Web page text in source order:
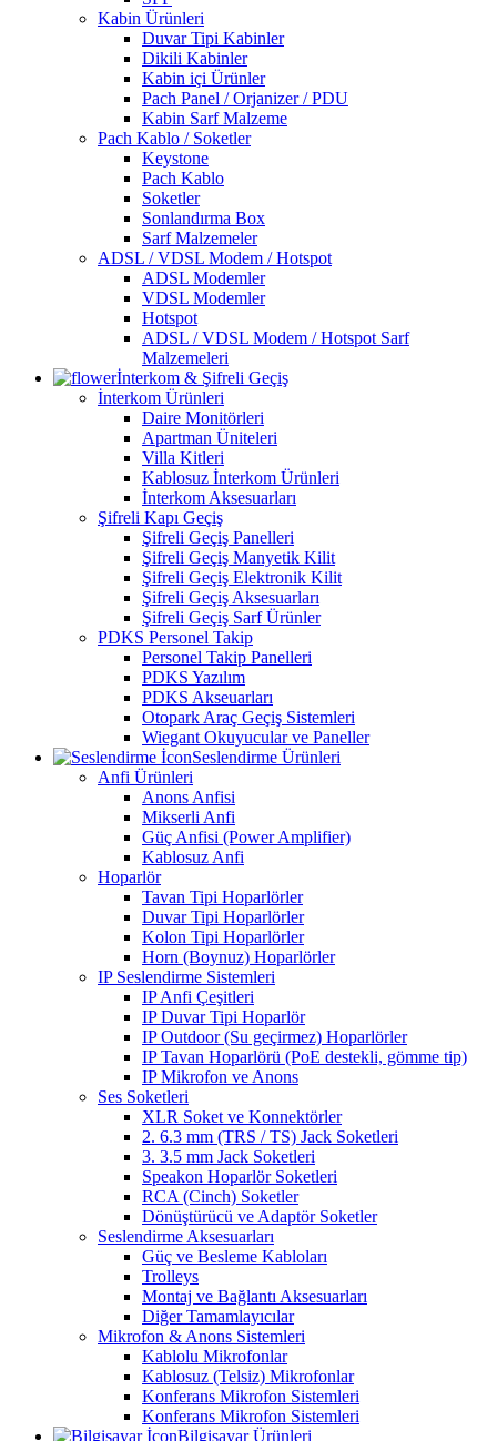
Kabin Ürünleri
Duvar Tipi Kabinler
Dikili Kabinler
Kabin içi Ürünler
Pach Panel / Orjanizer / PDU
Kabin Sarf Malzeme
Pach Kablo / Soketler
Keystone
Pach Kablo
Soketler
Sonlandırma Box
Sarf Malzemeler
ADSL / VDSL Modem / Hotspot
ADSL Modemler
VDSL Modemler
Hotspot
ADSL / VDSL Modem / Hotspot Sarf
Malzemeleri
İnterkom & Şifreli Geçiş
İnterkom Ürünleri
Daire Monitörleri
Apartman Üniteleri
Villa Kitleri
Kablosuz İnterkom Ürünleri
İnterkom Aksesuarları
Şifreli Kapı Geçiş
Şifreli Geçiş Panelleri
Şifreli Geçiş Manyetik Kilit
Şifreli Geçiş Elektronik Kilit
Şifreli Geçiş Aksesuarları
Şifreli Geçiş Sarf Ürünler
PDKS Personel Takip
Personel Takip Panelleri
PDKS Yazılım
PDKS Akseuarları
Otopark Araç Geçiş Sistemleri
Wiegant Okuyucular ve Paneller
Seslendirme Ürünleri
Anfi Ürünleri
Anons Anfisi
Mikserli Anfi
Güç Anfisi (Power Amplifier)
Kablosuz Anfi
Hoparlör
Tavan Tipi Hoparlörler
Duvar Tipi Hoparlörler
Kolon Tipi Hoparlörler
Horn (Boynuz) Hoparlörler
IP Seslendirme Sistemleri
IP Anfi Çeşitleri
IP Duvar Tipi Hoparlör
IP Outdoor (Su geçirmez) Hoparlörler
IP Tavan Hoparlörü (PoE destekli, gömme tip)
IP Mikrofon ve Anons
Ses Soketleri
XLR Soket ve Konnektörler
2. 6.3 mm (TRS / TS) Jack Soketleri
3. 3.5 mm Jack Soketleri
Speakon Hoparlör Soketleri
RCA (Cinch) Soketler
Dönüştürücü ve Adaptör Soketler
Seslendirme Aksesuarları
Güç ve Besleme Kabloları
Trolleys
Montaj ve Bağlantı Aksesuarları
Diğer Tamamlayıcılar
Mikrofon & Anons Sistemleri
Kablolu Mikrofonlar
Kablosuz (Telsiz) Mikrofonlar
Konferans Mikrofon Sistemleri
Konferans Mikrofon Sistemleri
Bilgisayar Ürünleri